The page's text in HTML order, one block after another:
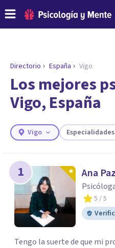
ENCONTRAR MI TERAPEUTA
¿Necesitas
psicólogo
Responde a unas breves
necesidades.
Directorio España Vigo
Los mejores
Vigo, España
Vigo Especialidades
1 Ana Paz
5 / 5
Tengo la suerte de que mi